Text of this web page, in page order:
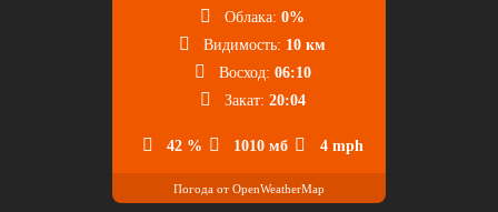
42 % 1010 мб 4 mph
Облака: 0%
Видимость: 10 км
Восход: 06:10
Закат: 20:04
Погода от OpenWeatherMap